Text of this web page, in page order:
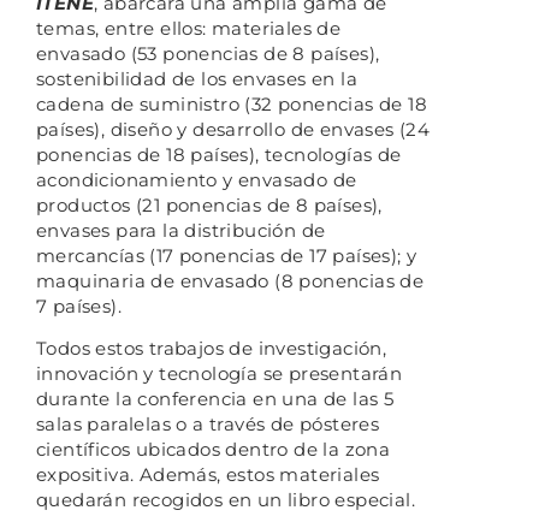
temas, entre ellos: materiales de
envasado (53 ponencias de 8 países),
sostenibilidad de los envases en la
cadena de suministro (32 ponencias de 18
países), diseño y desarrollo de envases (24
ponencias de 18 países), tecnologías de
acondicionamiento y envasado de
productos (21 ponencias de 8 países),
envases para la distribución de
mercancías (17 ponencias de 17 países); y
maquinaria de envasado (8 ponencias de
7 países).
Todos estos trabajos de investigación,
innovación y tecnología se presentarán
durante la conferencia en una de las 5
salas paralelas o a través de pósteres
científicos ubicados dentro de la zona
expositiva. Además, estos materiales
quedarán recogidos en un libro especial.